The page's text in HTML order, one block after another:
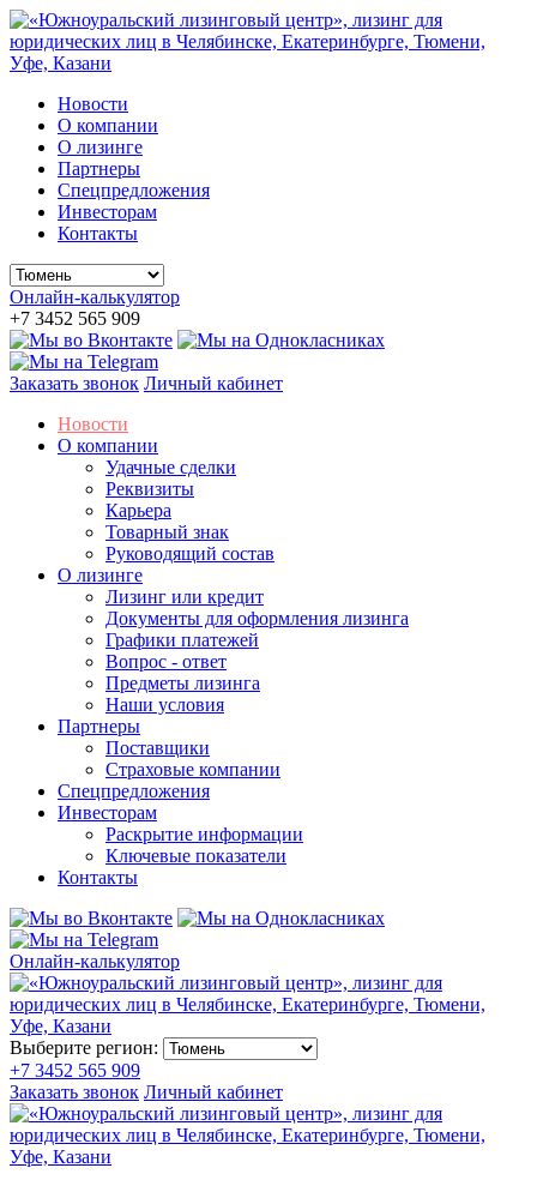
Новости
О компании
О лизинге
Партнеры
Спецпредложения
Инвесторам
Контакты
Онлайн-калькулятор
+7 3452 565 909
Заказать звонок Личный кабинет
Новости
О компании
Удачные сделки
Реквизиты
Карьера
Товарный знак
Руководящий состав
О лизинге
Лизинг или кредит
Документы для оформления лизинга
Графики платежей
Вопрос - ответ
Предметы лизинга
Наши условия
Партнеры
Поставщики
Страховые компании
Спецпредложения
Инвесторам
Раскрытие информации
Ключевые показатели
Контакты
Онлайн-калькулятор
Выберите регион:
+7 3452 565 909
Заказать звонок Личный кабинет